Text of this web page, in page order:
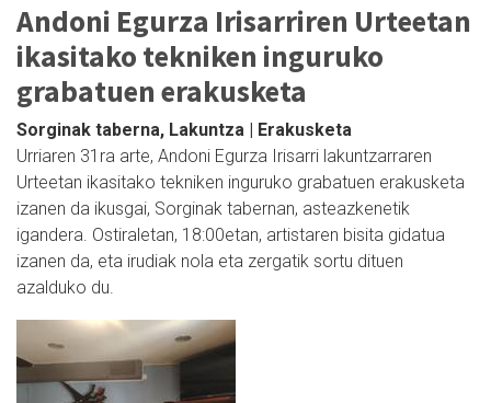
Andoni Egurza Irisarriren Urteetan
ikasitako tekniken inguruko
grabatuen erakusketa
Sorginak taberna, Lakuntza | Erakusketa
Urriaren 31ra arte, Andoni Egurza Irisarri lakuntzarraren
Urteetan ikasitako tekniken inguruko grabatuen erakusketa
izanen da ikusgai, Sorginak tabernan, asteazkenetik
igandera. Ostiraletan, 18:00etan, artistaren bisita gidatua
izanen da, eta irudiak nola eta zergatik sortu dituen
azalduko du.